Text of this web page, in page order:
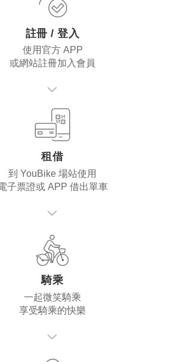
註冊 / 登入
使用官方 APP
或網站註冊加入會員
租借
到 YouBike 場站使用
子票證或 APP 借出單車
騎乘
一起微笑騎乘
享受騎乘的快樂